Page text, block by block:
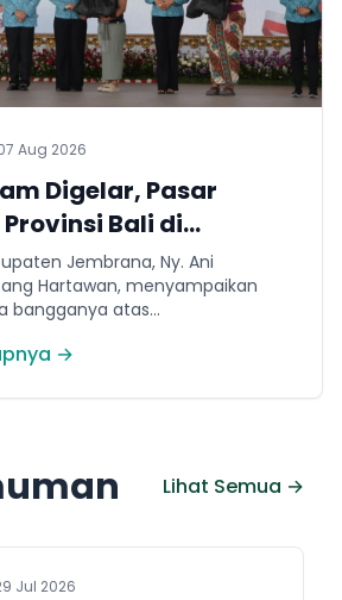
Aug 2026
Digelar, Pasar
Bali di
Omset Ratusan
Jembrana, Ny. Ani
Hartawan, menyampaikan
bangganya atas
Pasar Rakyat kali ini.
→
Lihat Semua →
Jul 2026